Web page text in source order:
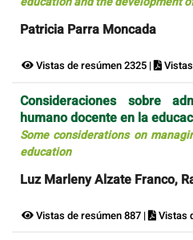
Patricia Parra Moncada
Vistas de resúmen 2325 |
Consideraciones sobre
humano docente en la
Some considerations on
education
Luz Marleny Alzate Franco,
Vistas de resúmen 887 | Vistas